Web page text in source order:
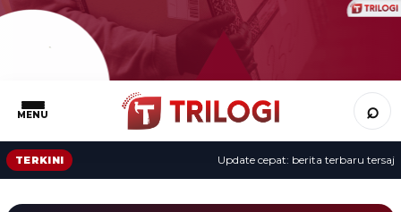
MENU ⌕
TERKINI Update cepat: berita terbaru tersaji